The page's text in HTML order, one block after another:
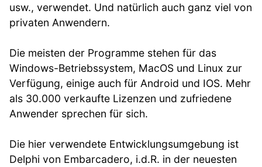
usw., verwendet. Und natürlich auch ganz viel von
privaten Anwendern.
Die meisten der Programme stehen für das
Windows-Betriebssystem, MacOS und Linux zur
Verfügung, einige auch für Android und IOS. Mehr
als 30.000 verkaufte Lizenzen und zufriedene
Anwender sprechen für sich.
Die hier verwendete Entwicklungsumgebung ist
Delphi von Embarcadero, i.d.R. in der neuesten